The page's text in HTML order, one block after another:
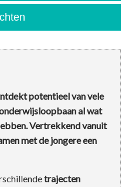
potentieel van vele
al wat
Vertrekkend vanuit
met de jongere een
trajecten